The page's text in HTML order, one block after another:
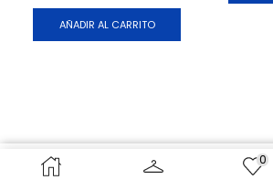
AÑADIR AL CARRITO
AÑADIR AL CARRITO
0